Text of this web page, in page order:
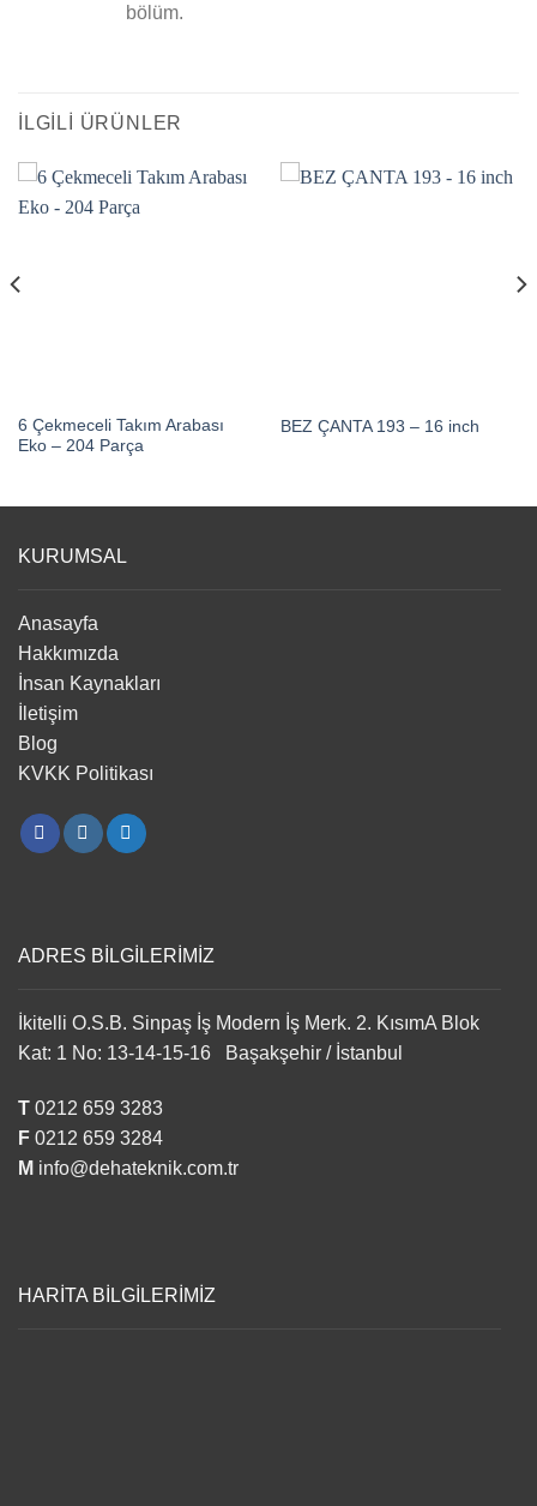
bölüm.
İLGILI ÜRÜNLER
6 Çekmeceli Takım Arabası
Eko – 204 Parça
BEZ ÇANTA 193 – 16 inch
KURUMSAL
Anasayfa
Hakkımızda
İnsan Kaynakları
İletişim
Blog
KVKK Politikası
ADRES BİLGİLERİMİZ
İkitelli O.S.B. Sinpaş İş Modern İş Merk. 2. KısımA Blok
Kat: 1 No: 13-14-15-16 Başakşehir / İstanbul
T 0212 659 3283
F 0212 659 3284
M info@dehateknik.com.tr
HARİTA BİLGİLERİMİZ